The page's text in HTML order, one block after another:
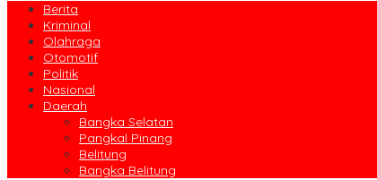
Berita
Kriminal
Olahraga
Otomotif
Politik
Nasional
Daerah
Bangka Selatan
Pangkal Pinang
Belitung
Bangka Belitung